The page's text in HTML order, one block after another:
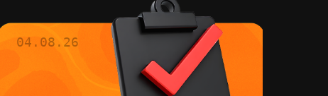
04.08.26